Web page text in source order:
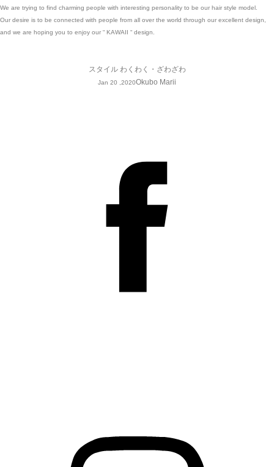
We are trying to find charming people with interesting personality to be our hair style model.
Our desire is to be connected with people from all over the world through our excellent design,
and we are hoping you to enjoy our “ KAWAII “ design.
スタイル わくわく・ざわざわ
Jan 20 ,2020Okubo Marii